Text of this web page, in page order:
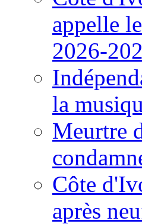
appelle
2026-
la
Meurtre
Côte
après